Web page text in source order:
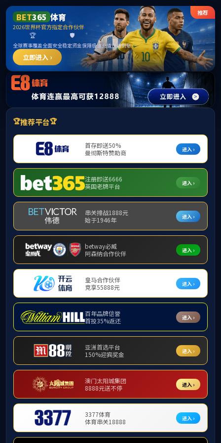
365英国上市公司(CHN-VIP认证)官网|Official
Website
提示：访问地址无效，allen-bradley-1398-dm-75找不到对应的栏目！
首页 关闭此页